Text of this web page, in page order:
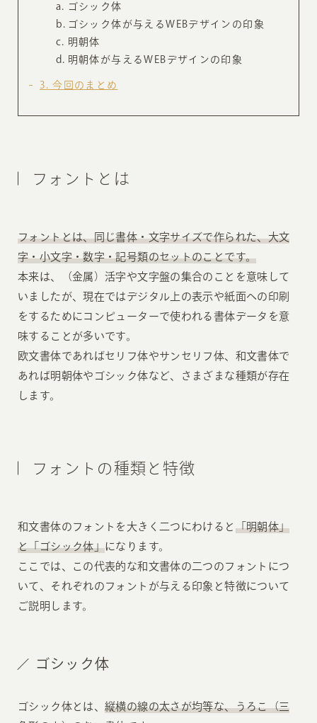
ゴシック体
ゴシック体が与えるWEBデザインの印象
明朝体
明朝体が与えるWEBデザインの印象
3 今回のまとめ
フォントとは
フォントとは、同じ書体・文字サイズで作られた、大文
字・小文字・数字・記号類のセットのことです。
本来は、（金属）活字や文字盤の集合のことを意味して
いましたが、現在ではデジタル上の表示や紙面への印刷
をするためにコンピューターで使われる書体データを意
味することが多いです。
欧文書体であればセリフ体やサンセリフ体、和文書体で
あれば明朝体やゴシック体など、さまざまな種類が存在
します。
フォントの種類と特徴
和文書体のフォントを大きく二つにわけると 「明朝体」
と「ゴシック体」になります。
ここでは、この代表的な和文書体の二つのフォントにつ
いて、それぞれのフォントが与える印象と特徴について
ご説明します。
ゴシック体
ゴシック体とは、 縦横の線の太さが均等な、うろこ（三